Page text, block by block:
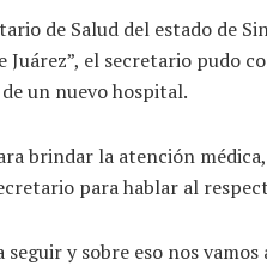
de Salud del estado de
el secretario pudo
un nuevo hospital.
brindar la atención
para hablar al
y sobre eso nos